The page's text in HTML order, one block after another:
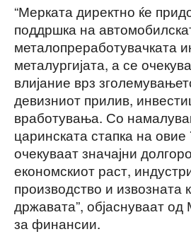
“Мерката директно ќе
поддршка на
металопреработувачката
металургијата, а се
влијание врз
девизниот прилив,
вработувања. Со
царинската стапка на овие
очекуваат значајни
економскиот раст,
производство и извозната
државата”, објаснуваат
за финансии.